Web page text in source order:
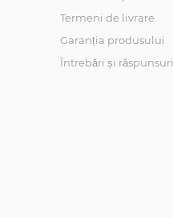
Termeni de livrare
Garanția produsului
Întrebări și răspunsuri